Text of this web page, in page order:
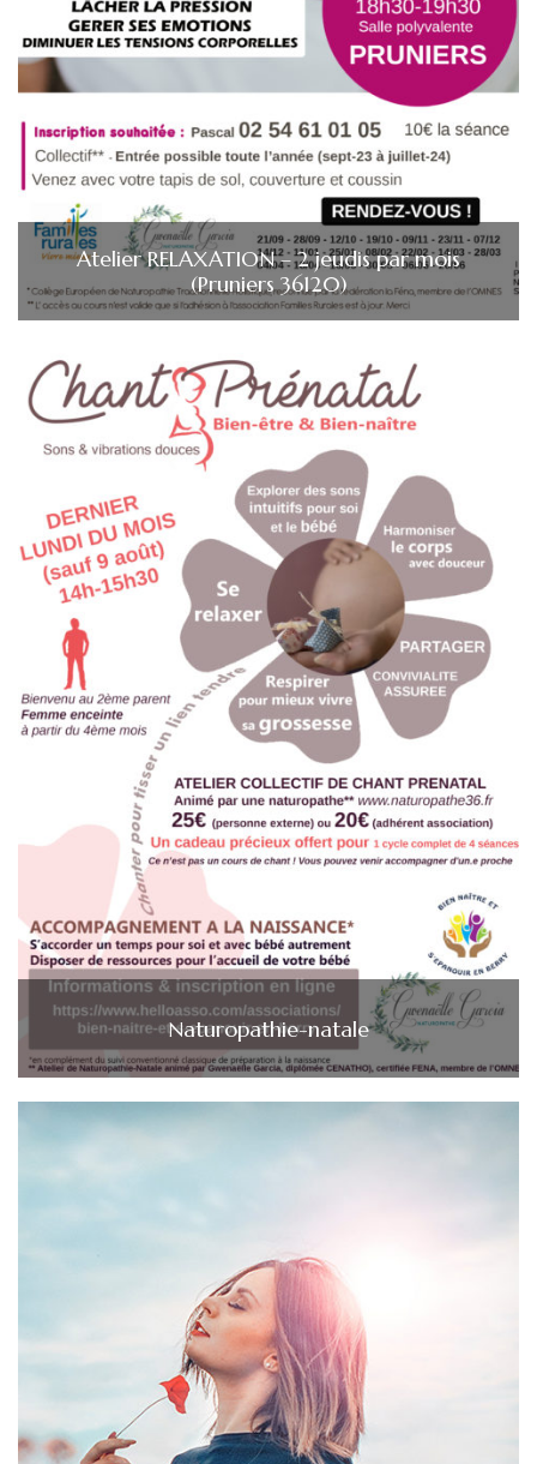
Atelier RELAXATION – 2 jeudis par mois
(Pruniers 36120)
Naturopathie-natale